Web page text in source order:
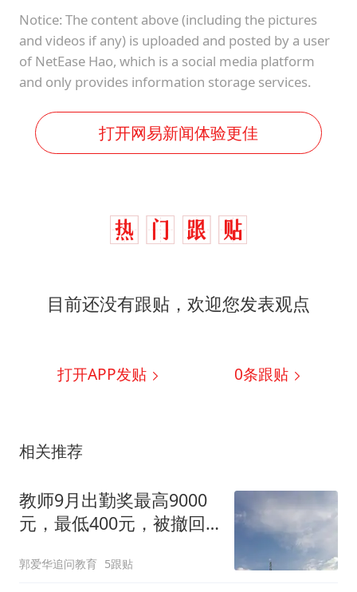
Notice: The content above (including the pictures
and videos if any) is uploaded and posted by a user
of NetEase Hao, which is a social media platform
and only provides information storage services.
打开网易新闻体验更佳
目前还没有跟贴，欢迎您发表观点
打开APP发贴 0条跟贴
相关推荐
教师9月出勤奖最高9000
元，最低400元，被撤回
郭爱华追问教育 5跟贴